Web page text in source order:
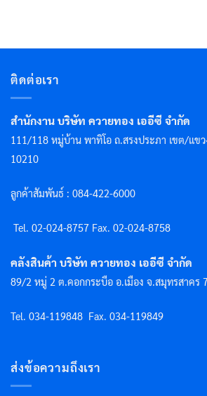
ติดต่อเรา
สำนักงาน บริษัท ควายทอง เออีซี จำกัด
111/118 หมู่บ้าน พาทิโอ ถ.สรงประภา เขต/แข
10210
ลูกค้าสัมพันธ์ : 084-422-6000
Tel. 02-024-8757 Fax. 02-024-8758
คลังสินค้า บริษัท ควายทอง เออีซี จำกัด
89/2 หมู่ 2 ต.คอกกระบือ อ.เมือง จ.สมุทรสาคร
Tel. 034-119848 Fax. 034-119849
ส่งข้อความถึงเรา